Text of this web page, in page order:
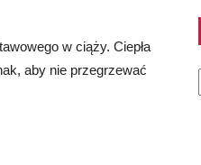
w ciąży. Ciepła
aby nie przegrzewać